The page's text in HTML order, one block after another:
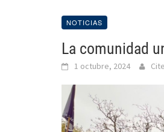
NOTICIAS
La comunidad
1 octubre, 2024